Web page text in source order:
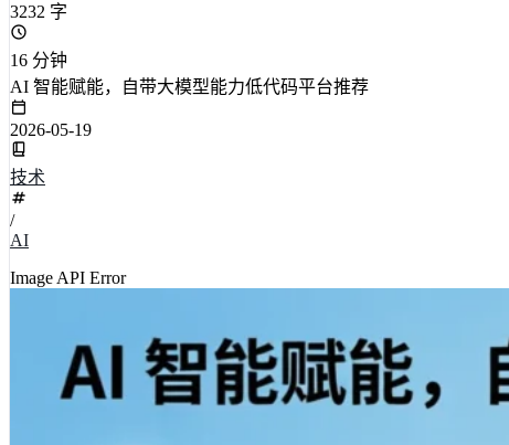
3232 字
16 分钟
AI 智能赋能，自带大模型能力低代码平台推荐
2026-05-19
技术
/
AI
Image API Error